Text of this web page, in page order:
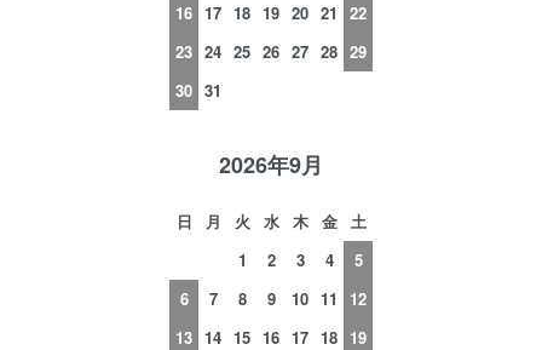
16 17 18 19 20 21
22
23 24 25 26 27 28 29
30 31
2026年9月
日 月 火 水 木 金
土
1
2 3 4
5
6
7 8 9 10 11
12
13 14 15 16 17 18 19